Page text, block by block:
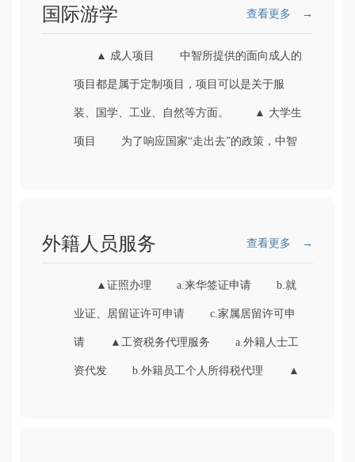
国际游学 查看更多 →
▲ 成人项目 中智所提供的面向成人的
项目都是属于定制项目，项目可以是关于服
装、国学、工业、自然等方面。 ▲ 大学生
项目 为了响应国家“走出去”的政策，中智
外籍人员服务 查看更多 →
▲证照办理 a.来华签证申请 b.就
业证、居留证许可申请 c.家属居留许可申
请 ▲工资税务代理服务 a.外籍人士工
资代发 b.外籍员工个人所得税代理 ▲